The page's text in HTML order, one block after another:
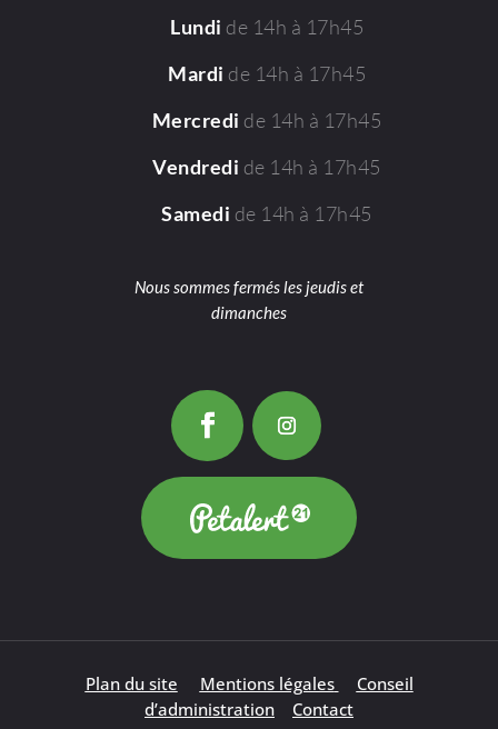
Lundi de 14h à 17h45
Mardi de 14h à 17h45
Mercredi de 14h à 17h45
Vendredi de 14h à 17h45
Samedi de 14h à 17h45
Nous sommes fermés les jeudis et
dimanches
Plan du site Mentions légales
Conseil
d’administration
Contact